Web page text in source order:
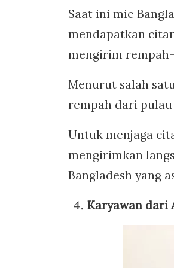
Saat ini mie
mendapatkan
mengirim
Menurut salah
rempah dari pulau
Untuk menjaga
mengirimkan
Bangladesh yang
Karyawan dari